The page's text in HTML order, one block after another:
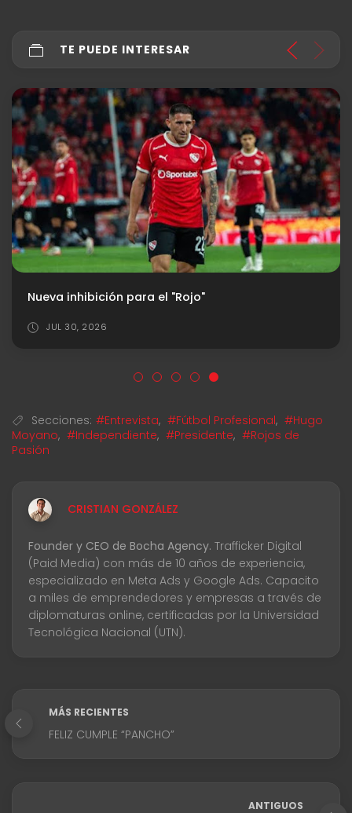
TE PUEDE INTERESAR
Nueva inhibición para el "Rojo"
JUL 30, 2026
Secciones: #Entrevista, #Fútbol Profesional, #Hugo
Moyano, #Independiente, #Presidente, #Rojos de
Pasión
CRISTIAN GONZÁLEZ
Founder y CEO de Bocha Agency. Trafficker Digital
(Paid Media) con más de 10 años de experiencia,
especializado en Meta Ads y Google Ads. Capacito
a miles de emprendedores y empresas a través de
diplomaturas online, certificadas por la Universidad
Tecnológica Nacional (UTN).
MÁS RECIENTES
FELIZ CUMPLE “PANCHO”
ANTIGUOS